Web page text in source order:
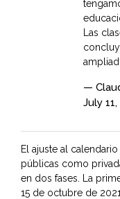
Las
—
July 11,
El ajuste al
públicas como
en dos fases. La
15 de octubre de